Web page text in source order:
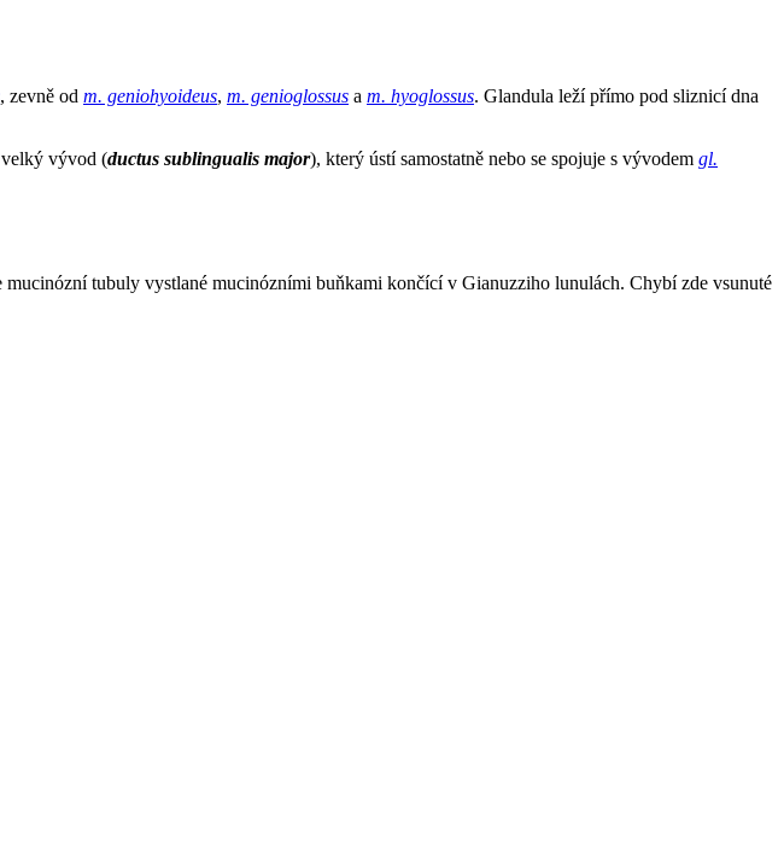
, zevně od m. geniohyoideus, m. genioglossus a m. hyoglossus. Glandula leží přímo pod sliznicí dna
vývod (ductus sublingualis major), který ústí samostatně nebo se spojuje s vývodem gl.
tubuly vystlané mucinózními buňkami končící v Gianuzziho lunulách. Chybí zde vsunuté